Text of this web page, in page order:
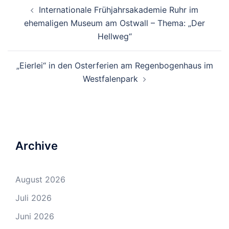
Navigation
Internationale Frühjahrsakademie Ruhr im
ehemaligen Museum am Ostwall – Thema: „Der
Hellweg“
„Eierlei“ in den Osterferien am Regenbogenhaus im
Westfalenpark
Archive
August 2026
Juli 2026
Juni 2026